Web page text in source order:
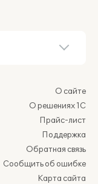
О сайте
О решениях 1С
Прайс-лист
Поддержка
Обратная связь
Сообщить об ошибке
Карта сайта